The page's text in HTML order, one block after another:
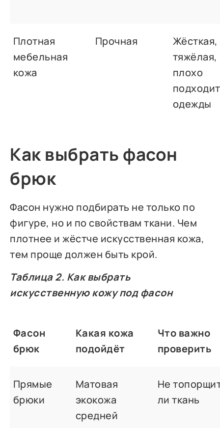
Плотная
мебельная
кожа
Прочная
Жёсткая,
тяжёлая,
плохо
одежды
Как выбрать фасон
брюк
Фасон нужно подбирать не только по
фигуре, но и по свойствам ткани. Чем
плотнее и жёстче искусственная кожа,
тем проще должен быть крой.
Таблица 2. Как выбрать
искусственную кожу под фасон
Фасон
брюк
Какая кожа
подойдёт
Что важно
проверить
Прямые
брюки
Матовая
экокожа
средней
Не
ли ткань